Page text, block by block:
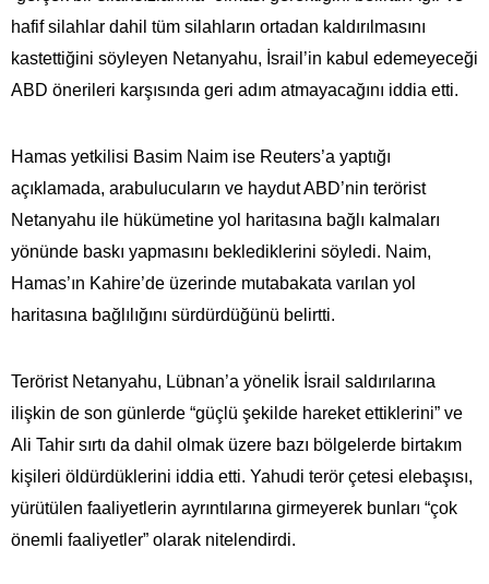
hafif silahlar dahil tüm silahların ortadan kaldırılmasını
kastettiğini söyleyen Netanyahu, İsrail’in kabul edemeyeceği
ABD önerileri karşısında geri adım atmayacağını iddia etti.
Hamas yetkilisi Basim Naim ise Reuters’a yaptığı
açıklamada, arabulucuların ve haydut ABD’nin terörist
Netanyahu ile hükümetine yol haritasına bağlı kalmaları
yönünde baskı yapmasını beklediklerini söyledi. Naim,
Hamas’ın Kahire’de üzerinde mutabakata varılan yol
haritasına bağlılığını sürdürdüğünü belirtti.
Terörist Netanyahu, Lübnan’a yönelik İsrail saldırılarına
ilişkin de son günlerde “güçlü şekilde hareket ettiklerini” ve
Ali Tahir sırtı da dahil olmak üzere bazı bölgelerde birtakım
kişileri öldürdüklerini iddia etti. Yahudi terör çetesi elebaşısı,
yürütülen faaliyetlerin ayrıntılarına girmeyerek bunları “çok
önemli faaliyetler” olarak nitelendirdi.